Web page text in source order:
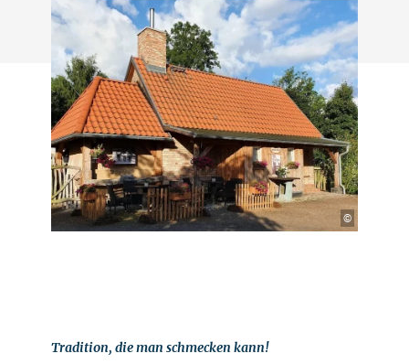
©
Tradition, die man schmecken kann!